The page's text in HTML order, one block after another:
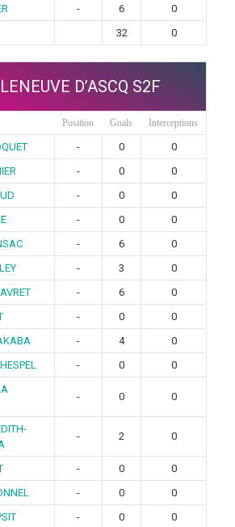
- 6
0
32 0
D’ASCQ S2F
Position Goals Interceptions
- 0
0
- 0
0
- 0
0
- 0
0
- 6
0
- 3
0
- 6
0
- 0
0
- 4
0
- 0 0
- 0 0
- 2 0
- 0
0
- 0
0
- 0
0